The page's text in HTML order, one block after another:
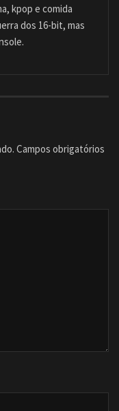
kpop e comida
dos 16-bit, mas
Campos obrigatórios